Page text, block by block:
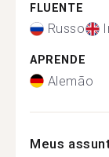
FLUENTE
Russo
APRENDE
Alemão
Meus